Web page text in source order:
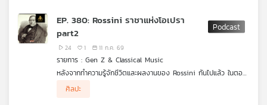
เครือ
ข่าย
EP. 380: Rossini ราชาแห่งโอเปรา
part2
24 1 11 ก.ค. 69
รายการ : Gen Z & Classical Music
หลังจากทำความรู้จักชีวิตและผลงานของ Rossini กันไปแล้ว ในตอน
นี้เราจะพาทุกคนเข้าสู่โลกแห่งโอเปรา ที่เต็มไปด้วยเรื่องราวที่
สนุกสนาน เข้มข้น และมีตัวละครที่ตราตรึงใจ
GenZ and Classical Music กับ สิทธิพร วิสุทธิแพทย์ จะเล่าช่วง
ศิลปะ